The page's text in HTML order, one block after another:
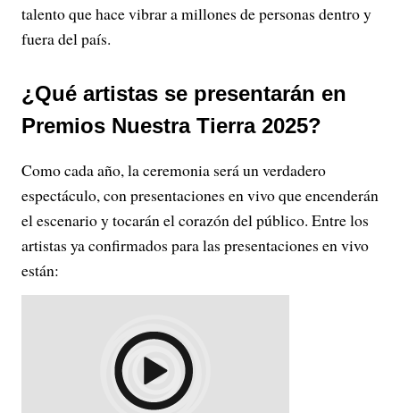
talento que hace vibrar a millones de personas dentro y
fuera del país.
¿Qué artistas se presentarán en
Premios Nuestra Tierra 2025?
Como cada año, la ceremonia será un verdadero
espectáculo, con presentaciones en vivo que encenderán
el escenario y tocarán el corazón del público. Entre los
artistas ya confirmados para las presentaciones en vivo
están: